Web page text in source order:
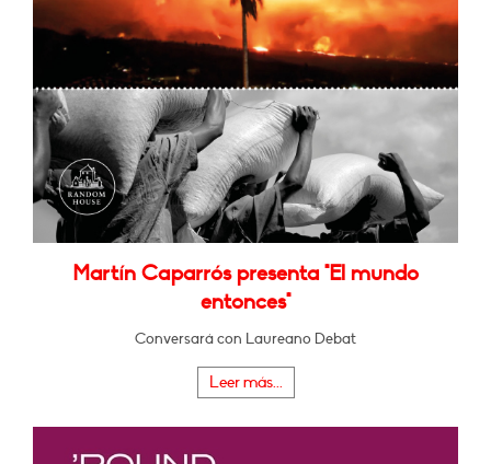
Martín Caparrós presenta "El mundo
entonces"
Conversará con Laureano Debat
Leer más...